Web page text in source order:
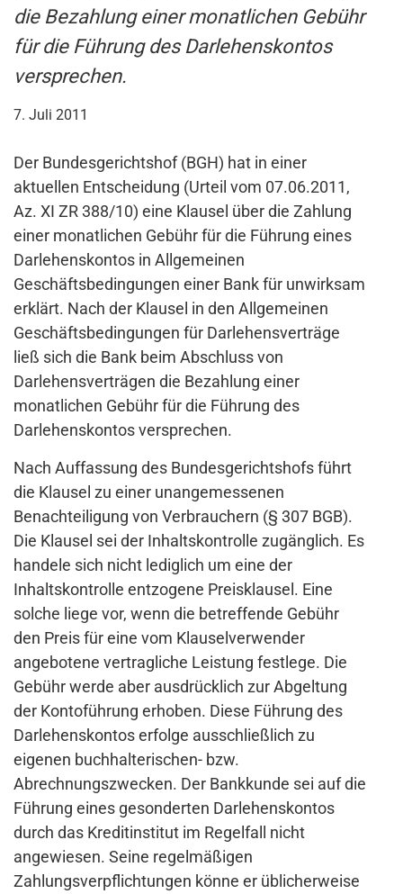
die Bezahlung einer monatlichen Gebühr
für die Führung des Darlehenskontos
versprechen.
7. Juli 2011
Der Bundesgerichtshof (BGH) hat in einer
aktuellen Entscheidung (Urteil vom 07.06.2011,
Az. XI ZR 388/10) eine Klausel über die Zahlung
einer monatlichen Gebühr für die Führung eines
Darlehenskontos in Allgemeinen
Geschäftsbedingungen einer Bank für unwirksam
erklärt. Nach der Klausel in den Allgemeinen
Geschäftsbedingungen für Darlehensverträge
ließ sich die Bank beim Abschluss von
Darlehensverträgen die Bezahlung einer
monatlichen Gebühr für die Führung des
Darlehenskontos versprechen.
Nach Auffassung des Bundesgerichtshofs führt
die Klausel zu einer unangemessenen
Benachteiligung von Verbrauchern (§ 307 BGB).
Die Klausel sei der Inhaltskontrolle zugänglich. Es
handele sich nicht lediglich um eine der
Inhaltskontrolle entzogene Preisklausel. Eine
solche liege vor, wenn die betreffende Gebühr
den Preis für eine vom Klauselverwender
angebotene vertragliche Leistung festlege. Die
Gebühr werde aber ausdrücklich zur Abgeltung
der Kontoführung erhoben. Diese Führung des
Darlehenskontos erfolge ausschließlich zu
eigenen buchhalterischen- bzw.
Abrechnungszwecken. Der Bankkunde sei auf die
Führung eines gesonderten Darlehenskontos
durch das Kreditinstitut im Regelfall nicht
angewiesen. Seine regelmäßigen
Zahlungsverpflichtungen könne er üblicherweise